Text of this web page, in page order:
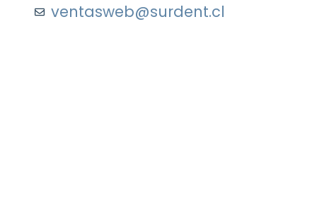
ventasweb@surdent.cl